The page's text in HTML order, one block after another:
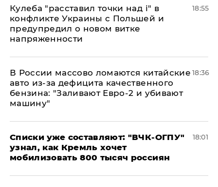
Кулеба "расставил точки над і" в
конфликте Украины с Польшей и
предупредил о новом витке
напряженности
18:55
В России массово ломаются китайские
авто из-за дефицита качественного
бензина: "Заливают Евро-2 и убивают
машину"
18:36
Списки уже составляют: "ВЧК-ОГПУ"
узнал, как Кремль хочет
мобилизовать 800 тысяч россиян
18:01